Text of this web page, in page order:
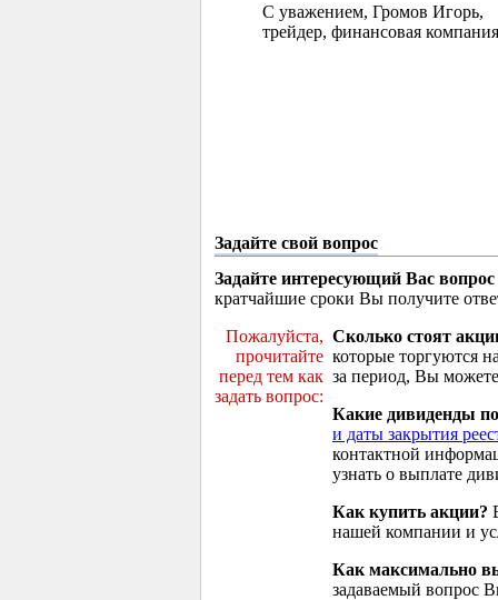
С уважением, Громов Игорь,
трейдер, финансовая
Задайте свой вопрос
Задайте интересующий Вас вопрос
кратчайшие сроки Вы получите
Пожалуйста,
прочитайте
перед тем как
задать вопрос:
Сколько стоят
которые торгуются
за период, Вы
Какие дивиденды
и даты закрытия
контактной
узнать о выплате
Как купить акции?
нашей компании и
Как максимально
задаваемый вопрос